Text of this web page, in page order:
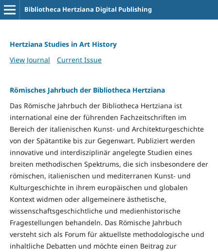
Bibliotheca Hertziana Digital Publishing
Hertziana Studies in Art History
View Journal
Current Issue
Römisches Jahrbuch der Bibliotheca Hertziana
Das Römische Jahrbuch der Bibliotheca Hertziana ist
international eine der führenden Fachzeitschriften im
Bereich der italienischen Kunst- und Architekturgeschichte
von der Spätantike bis zur Gegenwart. Publiziert werden
innovative und interdisziplinär angelegte Studien eines
breiten methodischen Spektrums, die sich insbesondere der
römischen, italienischen und mediterranen Kunst- und
Kulturgeschichte in ihrem europäischen und globalen
Kontext widmen oder allgemeinere ästhetische,
wissenschaftsgeschichtliche und medienhistorische
Fragestellungen behandeln. Das Römische Jahrbuch
versteht sich als Forum für aktuellste methodologische und
inhaltliche Debatten und möchte einen Beitrag zur